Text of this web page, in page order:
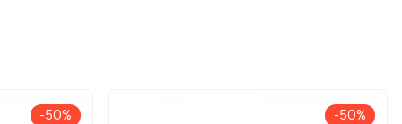
-50% -50%